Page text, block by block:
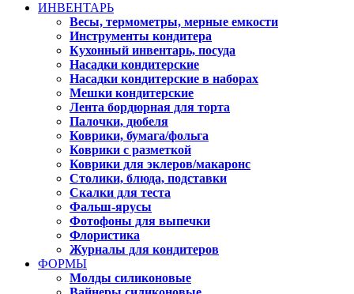
ИНВЕНТАРЬ
Весы, термометры, мерные емкости
Инструменты кондитера
Кухонный инвентарь, посуда
Насадки кондитерские
Насадки кондитерские в наборах
Мешки кондитерские
Лента бордюрная для торта
Палочки, дюбеля
Коврики, бумага/фольга
Коврики с разметкой
Коврики для эклеров/макаронс
Столики, блюда, подставки
Скалки для теста
Фальш-ярусы
Фотофоны для выпечки
Флористика
Журналы для кондитеров
ФОРМЫ
Молды силиконовые